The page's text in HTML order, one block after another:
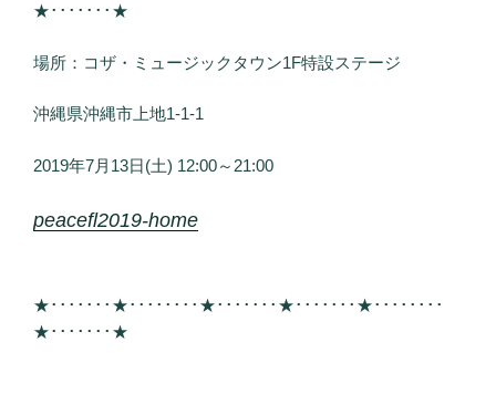
★･･･････★
場所：コザ・ミュージックタウン1F特設ステージ
沖縄県沖縄市上地1-1-1
2019年7月13日(土) 12:00～21:00
peacefl2019-home
★･･･････★････････★･･･････★･･･････★････････
★･･･････★